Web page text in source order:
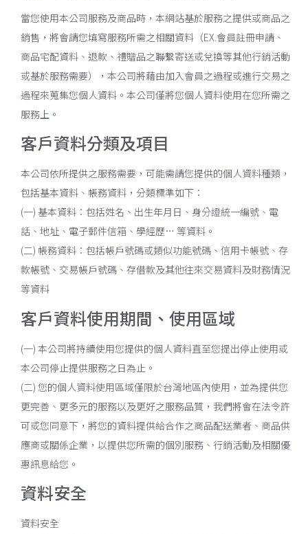
當您使用本公司服務及商品時，本網站基於服務之提供或商品之
銷售，將會請您填寫服務所需之相關資料（EX.會員註冊申請、
商品宅配資料、退款、禮贈品之聯繫寄送或兌換等其他行銷活動
或基於服務需要），本公司將藉由加入會員之過程或進行交易之
過程來蒐集您個人資料。本公司僅將您個人資料使用在您所需之
服務上。
客戶資料分類及項目
本公司依所提供之服務需要，可能需請您提供的個人資料種類，
包括基本資料、帳務資料，分類標準如下：
(一) 基本資料：包括姓名、出生年月日、身分證統一編號、電
話、地址、電子郵件信箱、學經歷… 等資料。
(二) 帳務資料：包括帳戶號碼或類似功能號碼、信用卡帳號、存
款帳號、交易帳戶號碼、存借款及其他往來交易資料及財務情況
等資料
客戶資料使用期間、使用區域
(一) 本公司將持續使用您提供的個人資料直至您提出停止使用或
本公司停止提供服務之日為止。
(二) 您的個人資料使用區域僅限於台灣地區內使用，並為提供您
更完善、更多元的服務以及更好之服務品質，我們將會在法令許
可或您同意下，將您的資料提供給合作之商品配送業者、商品供
應商或關係企業，以提供您所需的個別服務、行銷活動及相關優
惠訊息給您。
資料安全
資料安全